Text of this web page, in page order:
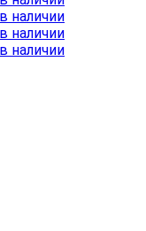
наличии
наличии
наличии